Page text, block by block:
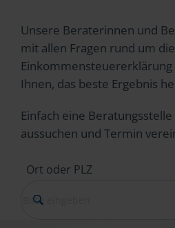
Unsere Beraterinnen und
mit allen Fragen rund um die
Einkommensteuererklärung
Ihnen, das beste Ergebnis
Einfach eine
aussuchen und Termin
Ort oder PLZ